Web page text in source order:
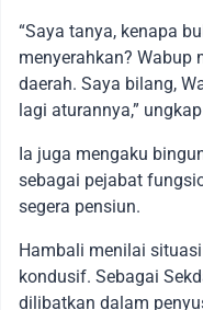
“Saya tanya, kenapa
menyerahkan? Wabup
daerah. Saya bilang,
lagi aturannya,”
Ia juga mengaku
sebagai pejabat
segera pensiun.
Hambali menilai
kondusif. Sebagai
dilibatkan dalam